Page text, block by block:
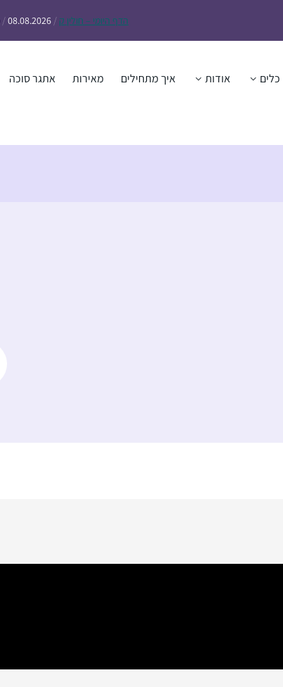
הדף היומי – חולין ק /
08.08.2026
/
כלים אודות איך מתחילים מאירות אתגר סוכה